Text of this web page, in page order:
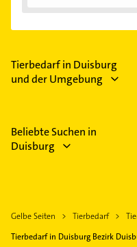
Tierbedarf in Duisburg
und der Umgebung
Beliebte Suchen in
Duisburg
Gelbe Seiten Tierbedarf
Tierbedarf in Duisburg Bezirk